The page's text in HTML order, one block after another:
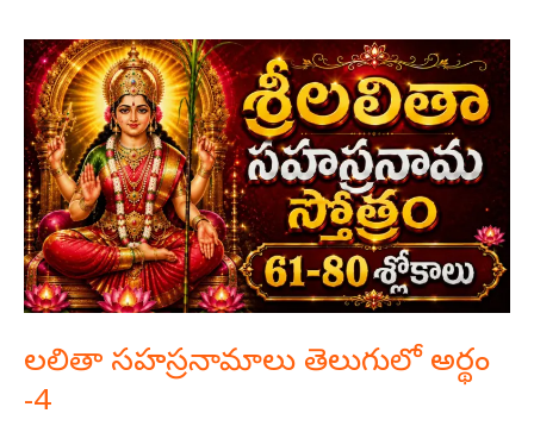
లలితా సహస్రనామాలు తెలుగులో అర్థం
-4
లలితా
సహస్రనామాలు
తెలుగులో
అర్థం
-4